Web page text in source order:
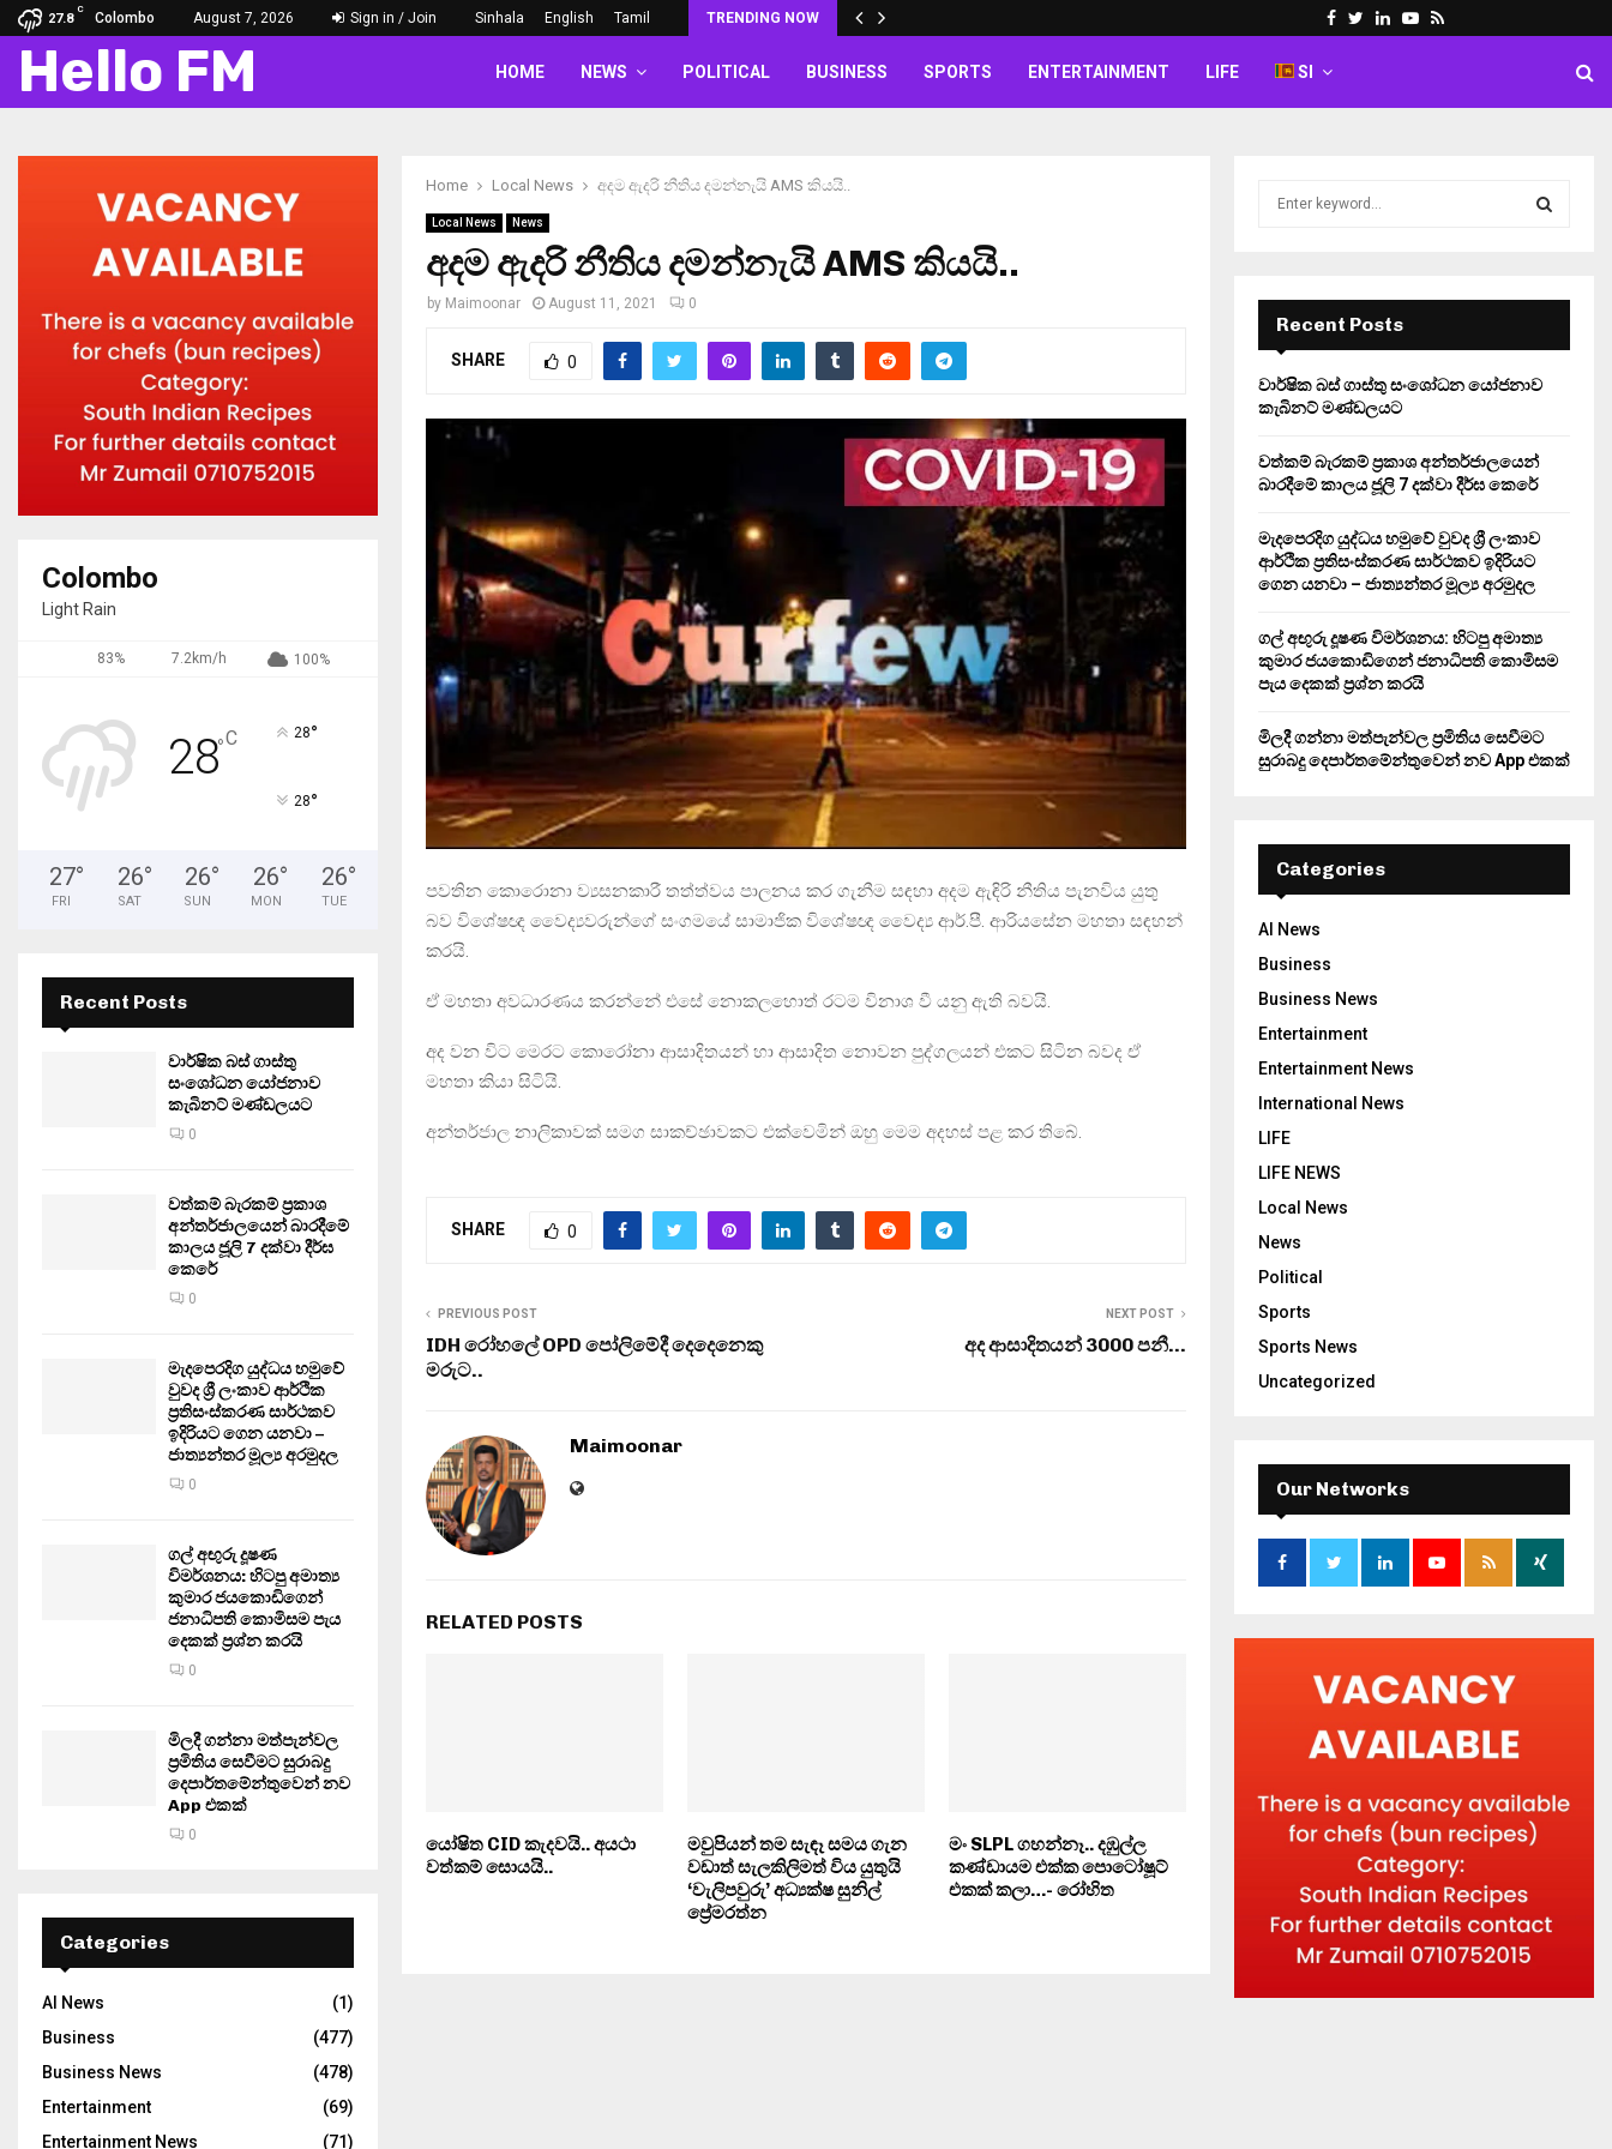
27.8
C
Colombo August 7, 2026 Sign in / Join Sinhala English Tamil TRENDING NOW Facebook
Twitter
LinkedinYoutube
Rss
Hello FM HOME NEWS POLITICAL BUSINESS SPORTS ENTERTAINMENT LIFE SI
Home Local News අදම ඇදරි නීතිය දමන්නැයි AMS කියයි..
Local News News
අදම ඇදරි නීතිය දමන්නැයි AMS කියයි..
by Maimoonar August 11, 2021 0
SHARE 0
පවතින කොරොනා ව්‍යසනකාරී තත්ත්වය පාලනය කර ගැනීම සඳහා අදම ඇඳිරි නීතිය පැනවිය යුතු
බව විශේෂඥ වෛද්‍යවරුන්ගේ සංගමයේ සාමාජික විශේෂඥ වෛද්‍ය ආර්.පී. ආරියසේන මහතා සඳහන්
කරයි.
ඒ මහතා අවධාරණය කරන්නේ එසේ නොකලහොත් රටම විනාශ වී යනු ඇති බවයි.
අද වන විට මෙරට කොරෝනා ආසාදිතයන් හා ආසාදිත නොවන පුද්ගලයන් එකට සිටින බවද ඒ
මහතා කියා සිටියි.
අන්තර්ජාල නාලිකාවක් සමග සාකච්ඡාවකට එක්වෙමින් ඔහු මෙම අදහස් පළ කර තිබේ.
SHARE 0
PREVIOUS POST
IDH රෝහලේ OPD පෝලිමේදී දෙදෙනෙකු
මරුට..
NEXT POST
අද ආසාදිතයන් 3000 පනී…
Maimoonar
RELATED POSTS
යෝෂිත CID කැදවයි.. අයථා
වත්කම් සොයයි..
මවු­පි­යන් තම සැඳෑ සමය ගැන
වඩාත් සැල­කි­ලි­මත් විය යුතුයි
‘වැලි­ප­වුරු’ අධ්‍යක්ෂ සුනිල්
ප්‍රේම­රත්න
මං SLPL ගහන්නෑ.. දඹුල්ල
කණ්ඩායම එක්ක පොටෝෂූට්
එකක් කලා…- රෝහිත
Colombo
Light Rain
83% 7.2km/h 100%
28°C 28°
28°
27°
FRI
26°
SAT
26°
SUN
26°
MON
26°
TUE
Recent Posts
වාර්ෂික බස් ගාස්තු
සංශෝධන යෝජනාව
කැබිනට් මණ්ඩලයට
0
වත්කම් බැරකම් ප්‍රකාශ
අන්තර්ජාලයෙන් බාරදීමේ
කාලය ජූලි 7 දක්වා දීර්ඝ
කෙරේ
0
මැදපෙරදිග යුද්ධය හමුවේ
වුවද ශ්‍රී ලංකාව ආර්ථික
ප්‍රතිසංස්කරණ සාර්ථකව
ඉදිරියට ගෙන යනවා –
ජාත්‍යන්තර මූල්‍ය අරමුදල
0
ගල් අඟුරු දූෂණ
විමර්ශනය: හිටපු අමාත්‍ය
කුමාර ජයකොඩිගෙන්
ජනාධිපති කොමිසම පැය
දෙකක් ප්‍රශ්න කරයි
0
මිලදී ගන්නා මත්පැන්වල
ප්‍රමිතිය සෙවීමට සුරාබදු
දෙපාර්තමේන්තුවෙන් නව
App එකක්
0
Categories
AI News
(1)
Business
(477)
Business News
(478)
Entertainment
(69)
Entertainment News
(71)
r
:
E
A
R
H
Recent Posts
වාර්ෂික බස් ගාස්තු සංශෝධන යෝජනාව
කැබිනට් මණ්ඩලයට
වත්කම් බැරකම් ප්‍රකාශ අන්තර්ජාලයෙන්
බාරදීමේ කාලය ජූලි 7 දක්වා දීර්ඝ කෙරේ
මැදපෙරදිග යුද්ධය හමුවේ වුවද ශ්‍රී ලංකාව
ආර්ථික ප්‍රතිසංස්කරණ සාර්ථකව ඉදිරියට
ගෙන යනවා – ජාත්‍යන්තර මූල්‍ය අරමුදල
ගල් අඟුරු දූෂණ විමර්ශනය: හිටපු අමාත්‍ය
කුමාර ජයකොඩිගෙන් ජනාධිපති කොමිසම
පැය දෙකක් ප්‍රශ්න කරයි
මිලදී ගන්නා මත්පැන්වල ප්‍රමිතිය සෙවීමට
සුරාබදු දෙපාර්තමේන්තුවෙන් නව App එකක්
Categories
AI News
Business
Business News
Entertainment
Entertainment News
International News
LIFE
LIFE NEWS
Local News
News
Political
Sports
Sports News
Uncategorized
Our Networks